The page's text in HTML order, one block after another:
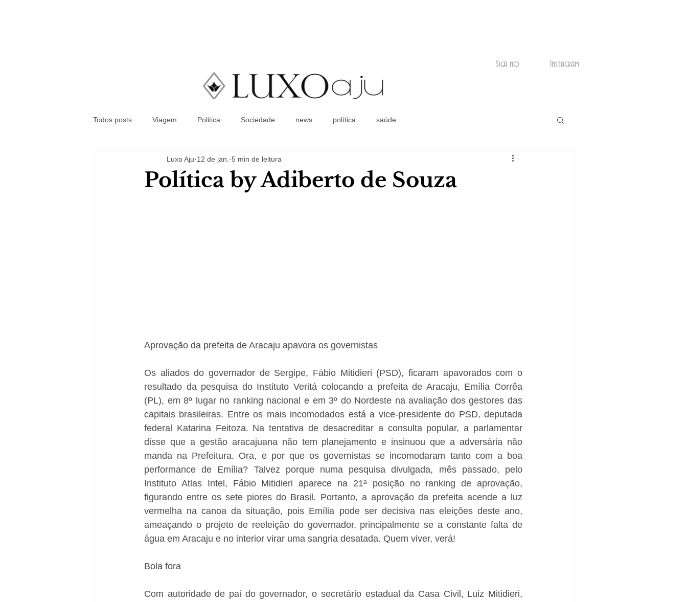
Coluna Social
Siga no Instagram
Todos posts Viagem Politica Sociedade news política saúde
Política by Adiberto de Souza
Luxo Aju 12 de jan. 5 min de leitura
Aprovação da prefeita de Aracaju apavora os governistas
Os aliados do governador de Sergipe, Fábio Mitidieri (PSD), ficaram apavorados com o
resultado da pesquisa do Instituto Veritá colocando a prefeita de Aracaju, Emília Corrêa
(PL), em 8º lugar no ranking nacional e em 3º do Nordeste na avaliação dos gestores das
capitais brasileiras. Entre os mais incomodados está a vice-presidente do PSD, deputada
federal Katarina Feitoza. Na tentativa de desacreditar a consulta popular, a parlamentar
disse que a gestão aracajuana não tem planejamento e insinuou que a adversária não
manda na Prefeitura. Ora, e por que os governistas se incomodaram tanto com a boa
performance de Emília? Talvez porque numa pesquisa divulgada, mês passado, pelo
Instituto Atlas Intel, Fábio Mitidieri aparece na 21ª posição no ranking de aprovação,
figurando entre os sete piores do Brasil. Portanto, a aprovação da prefeita acende a luz
vermelha na canoa da situação, pois Emília pode ser decisiva nas eleições deste ano,
ameaçando o projeto de reeleição do governador, principalmente se a constante falta de
água em Aracaju e no interior virar uma sangria desatada. Quem viver, verá!
Bola fora
Com autoridade de pai do governador, o secretário estadual da Casa Civil, Luiz Mitidieri,